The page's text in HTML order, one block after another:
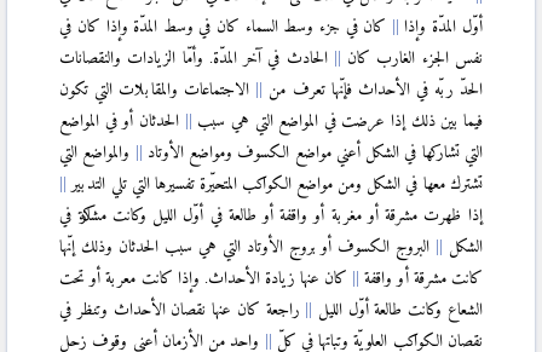
أوّل المدّة وإذا
كان في جزء وسط السماء كان في وسط المدّة وإذا كان في
نفس الجزء الغارب كان
الحادث في آخر المدّة. وأمّا الزيادات والنقصانات
الحدّ ربّه في الأحداث فإنّها تعرف من
الاجتماعات والمقابلات التي تكون
فيما بين ذلك إذا عرضت في المواضع التي هي سبب
الحدثان أو في المواضع
التي تشاركها في الشكل أعني مواضع الكسوف ومواضع الأوتاد
والمواضع التي
تشترك معها في الشكل ومن مواضع الكواكب المتحيّرة تفسيرها التي تلي التدبير
إذا ظهرت مشرقة أو مغربة أو واقفة أو طالعة في أوّل الليل وكانت مشاركة في
الشكل
البروج الكسوف أو بروج الأوتاد التي هي سبب الحدثان وذلك إنّها
كانت مشرقة أو واقفة
كان عنها زيادة الأحداث. وإذا كانت معربة أو تحت
الشعاع وكانت طالعة أوّل الليل
راجعة كان عنها نقصان الأحداث وتنظر في
نقصان الكواكب العلويّة وتباتها في كلّ
واحد من الأزمان أعني وقوف زحل